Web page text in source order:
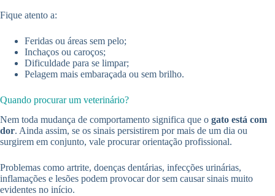
Fique atento a:
Feridas ou áreas sem pelo;
Inchaços ou caroços;
Dificuldade para se limpar;
Pelagem mais embaraçada ou sem brilho.
Quando procurar um veterinário?
Nem toda mudança de comportamento significa que o gato está com
dor. Ainda assim, se os sinais persistirem por mais de um dia ou
surgirem em conjunto, vale procurar orientação profissional.
Problemas como artrite, doenças dentárias, infecções urinárias,
inflamações e lesões podem provocar dor sem causar sinais muito
evidentes no início.